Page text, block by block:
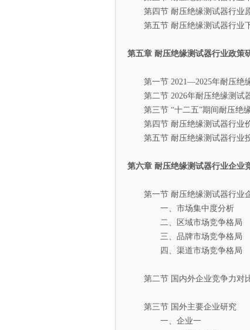
第四节 耐压绝缘测试器行业
第五节 耐压绝缘测试器行业
第五章 耐压绝缘测试器行业政策
第一节 2021—2025年耐压绝
第二节 2026年耐压绝缘测试
第三节 “十二五”期间耐压绝缘
第四节 耐压绝缘测试器行业
第五节 耐压绝缘测试器行业
第六章 耐压绝缘测试器行业企业
第一节 耐压绝缘测试器行业
一、市场集中度分析
二、区域市场竞争格局
三、品牌市场竞争格局
四、渠道市场竞争格局
第二节 国内外企业竞争力对
第三节 国外主要企业研究
一、企业一